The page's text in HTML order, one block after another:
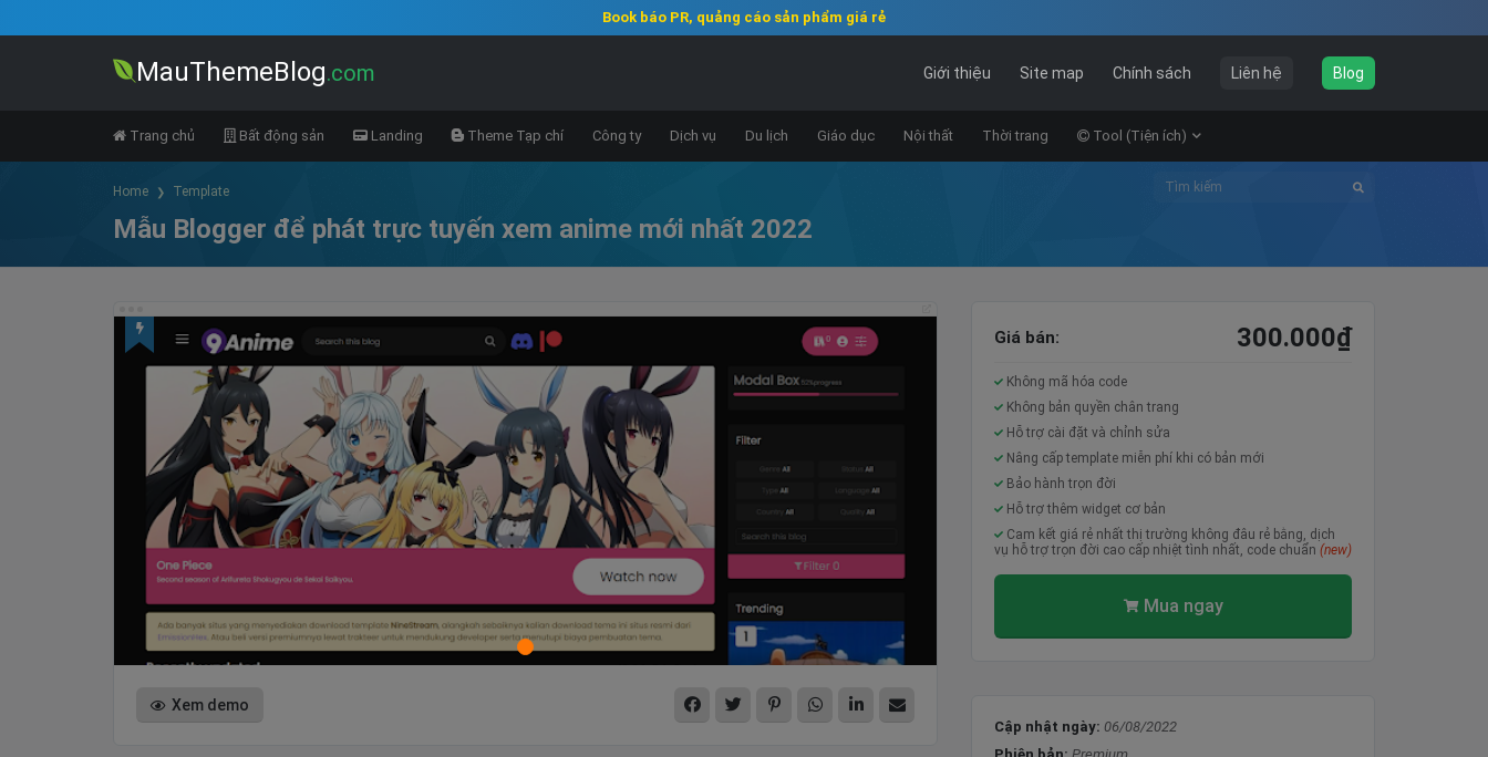
Book báo PR, quảng cáo sản phẩm giá rẻ
MauThemeBlog.com Giới thiệu Site map Chính sách Liên hệ Blog
Trang chủ Bất động sản Landing Theme Tạp chí Công ty Dịch vụ Du lịch Giáo dục Nội thất Thời trang Tool (Tiện ích)
Home Template
Mẫu Blogger để phát trực tuyến xem anime mới nhất 2022
Xem demo
Giá bán: 300.000₫
Không mã hóa code
Không bản quyền chân trang
Hỗ trợ cài đặt và chỉnh sửa
Nâng cấp template miễn phí khi có bản mới
Bảo hành trọn đời
Hỗ trợ thêm widget cơ bản
Cam kết giá rẻ nhất thị trường không đâu rẻ bằng, dịch
vụ hỗ trợ trọn đời cao cấp nhiệt tình nhất, code chuẩn (new)
Mua ngay
Cập nhật ngày: 06/08/2022